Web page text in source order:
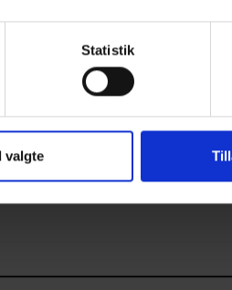
være nøjagtig inden for få meter
karakteristika (fingerprinting)
vise dig funktioner til sociale
med vores partnere
kombinere disse data med andre
Statistik
valgte